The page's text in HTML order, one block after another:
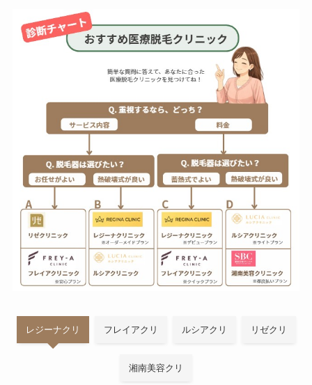
レジーナクリ フレイアクリ ルシアクリ リゼクリ
湘南美容クリ